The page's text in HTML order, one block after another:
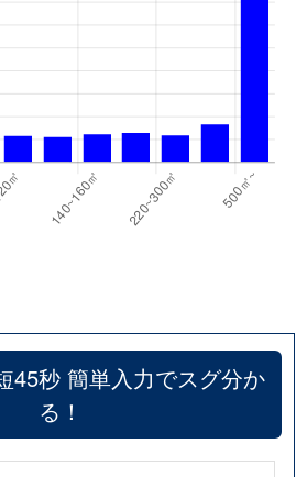
45秒 簡単入力でスグ分か
る！